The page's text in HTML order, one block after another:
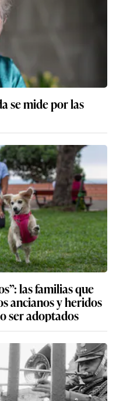
se mide por las
las familias que
ancianos y heridos
ser adoptados